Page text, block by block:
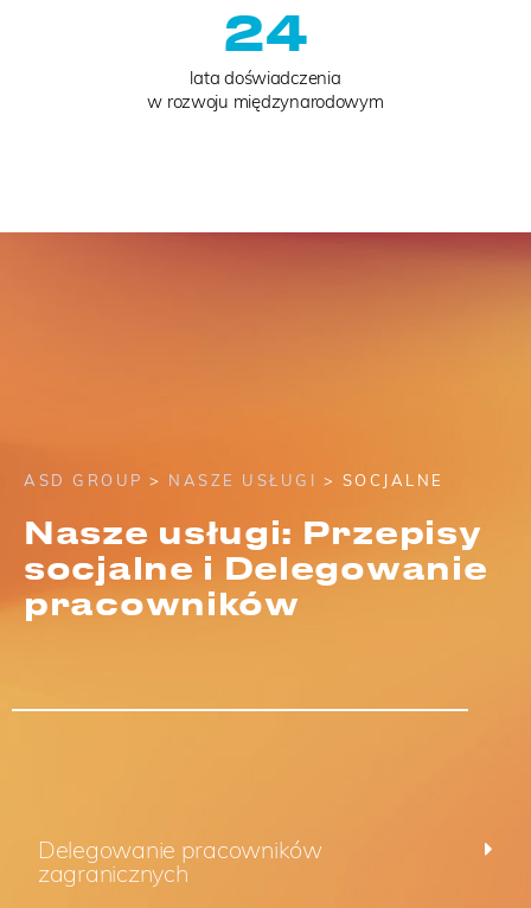
lata doświadczenia
w rozwoju międzynarodowym
24
ASD GROUP > NASZE USŁUGI > SOCJALNE
Nasze usługi: Przepisy
socjalne i Delegowanie
pracowników
Delegowanie pracowników
zagranicznych